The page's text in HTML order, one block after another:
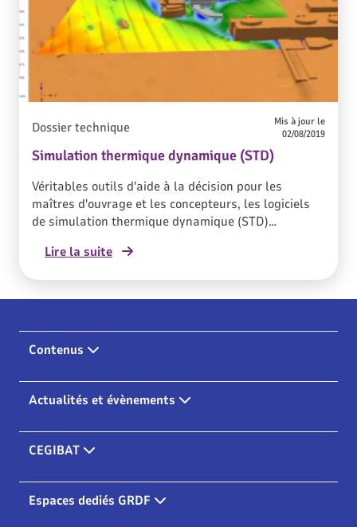
Simulation thermique dynamique (STD)
Dossier technique
Mis à jour le
02/08/2019
Véritables outils d'aide à la décision pour les
maîtres d'ouvrage et les concepteurs, les logiciels
de simulation thermique dynamique (STD)
Comment ? En proposant une approche réaliste du
méthodologie soignée, du fait des nombreux
paramètres et modèles utilisés pour répondre à des
performance énergétique.
Lire la suite
Contenus
Actualités et évènements
CEGIBAT
Espaces dediés GRDF